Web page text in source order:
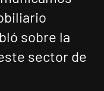
sobre la
sector de